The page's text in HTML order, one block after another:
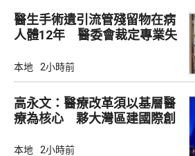
醫生手術遺引流管殘留物在病
人體12年 醫委會裁定專業失
本地 2小時前
高永文：醫療改革須以基層醫
療為核心 夥大灣區建國際創
本地 2小時前